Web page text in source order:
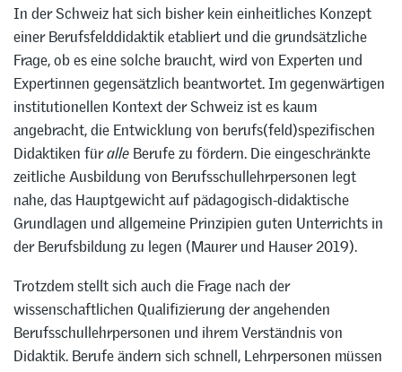
In der Schweiz hat sich bisher kein einheitliches Konzept
einer Berufsfelddidaktik etabliert und die grundsätzliche
Frage, ob es eine solche braucht, wird von Experten und
Expertinnen gegensätzlich beantwortet. Im gegenwärtigen
institutionellen Kontext der Schweiz ist es kaum
angebracht, die Entwicklung von berufs(feld)spezifischen
Didaktiken füralle Berufe zu fördern. Die eingeschränkte
zeitliche Ausbildung von Berufsschullehrpersonen legt
nahe, das Hauptgewicht auf pädagogisch-didaktische
Grundlagen und allgemeine Prinzipien guten Unterrichts in
der Berufsbildung zu legen (Maurer und Hauser 2019).
Trotzdem stellt sich auch die Frage nach der
wissenschaftlichen Qualifizierung der angehenden
Berufsschullehrpersonen und ihrem Verständnis von
Didaktik. Berufe ändern sich schnell, Lehrpersonen müssen